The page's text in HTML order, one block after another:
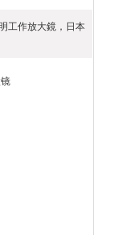
工作放大鏡，日本